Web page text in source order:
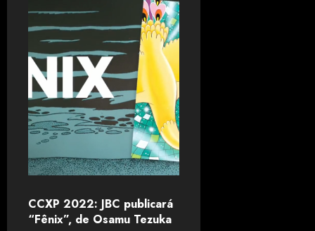
CCXP 2022: JBC publicará
“Fênix”, de Osamu Tezuka